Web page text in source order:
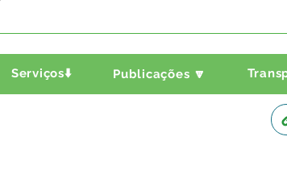
Serviços⬇️ Publicações 🔽